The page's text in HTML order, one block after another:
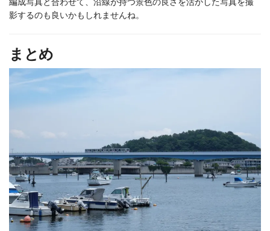
影するのも良いかもしれませんね。
まとめ